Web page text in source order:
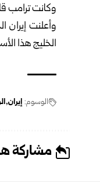
وكانت ترامب قال في
وأعلنت
الخليج هذا
الوسوم: إيران
مشاركة